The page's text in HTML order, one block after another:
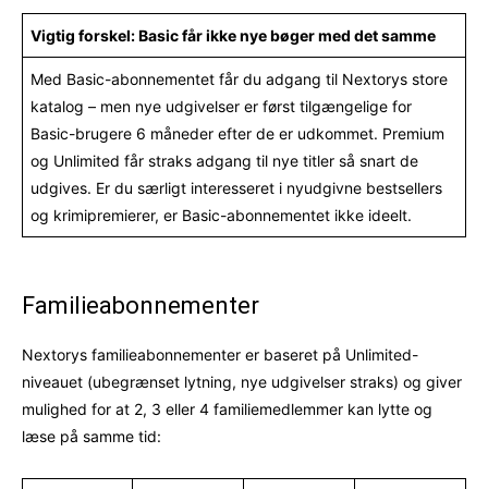
Vigtig forskel: Basic får ikke nye bøger med det samme
Med Basic-abonnementet får du adgang til Nextorys store
katalog – men nye udgivelser er først tilgængelige for
Basic-brugere 6 måneder efter de er udkommet. Premium
og Unlimited får straks adgang til nye titler så snart de
udgives. Er du særligt interesseret i nyudgivne bestsellers
og krimipremierer, er Basic-abonnementet ikke ideelt.
Familieabonnementer
Nextorys familieabonnementer er baseret på Unlimited-
niveauet (ubegrænset lytning, nye udgivelser straks) og giver
mulighed for at 2, 3 eller 4 familiemedlemmer kan lytte og
læse på samme tid: